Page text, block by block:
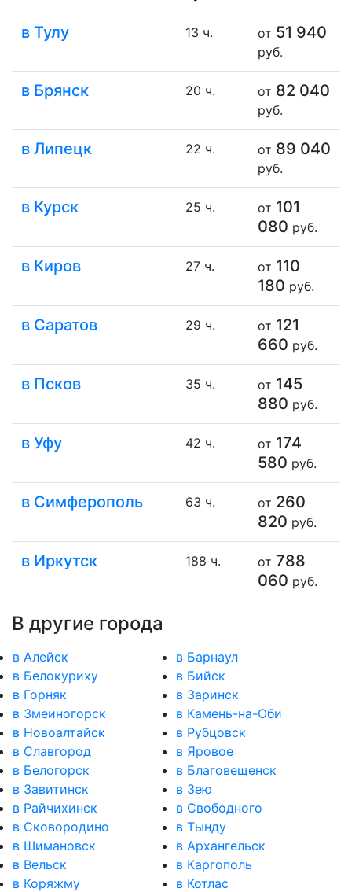
в Тулу 13 ч. от 51 940
руб.
в Брянск 20 ч. от 82 040
руб.
в Липецк 22 ч. от 89 040
руб.
в Курск 25 ч. от 101
080 руб.
в Киров 27 ч. от 110
180 руб.
в Саратов 29 ч. от 121
660 руб.
в Псков 35 ч. от 145
880 руб.
в Уфу 42 ч. от 174
580 руб.
в Симферополь 63 ч. от 260
820 руб.
в Иркутск 188 ч. от 788
060 руб.
В другие города
в Алейск
в Барнаул
в Белокуриху
в Бийск
в Горняк
в Заринск
в Змеиногорск
в Камень-на-Оби
в Новоалтайск
в Рубцовск
в Славгород
в Яровое
в Белогорск
в Благовещенск
в Завитинск
в Зею
в Райчихинск
в Свободного
в Сковородино
в Тынду
в Шимановск
в Архангельск
в Вельск
в Каргополь
в Коряжму
в Котлас